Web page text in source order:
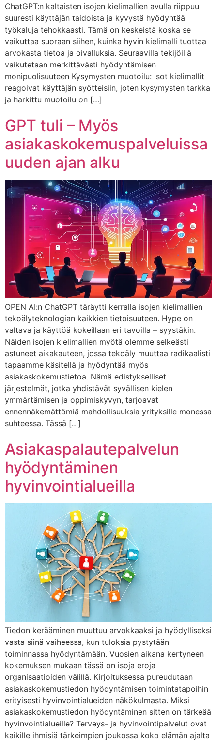
ChatGPT:n kaltaisten isojen kielimallien avulla riippuu
suuresti käyttäjän taidoista ja kyvystä hyödyntää
työkaluja tehokkaasti. Tämä on keskeistä koska se
vaikuttaa suoraan siihen, kuinka hyvin kielimalli tuottaa
arvokasta tietoa ja oivalluksia. Seuraavilla tekijöillä
vaikutetaan merkittävästi hyödyntämisen
monipuolisuuteen Kysymysten muotoilu: Isot kielimallit
reagoivat käyttäjän syötteisiin, joten kysymysten tarkka
ja harkittu muotoilu on […]
GPT tuli – Myös
asiakaskokemuspalveluissa
uuden ajan alku
OPEN AI:n ChatGPT täräytti kerralla isojen kielimallien
tekoälyteknologian kaikkien tietoisuuteen. Hype on
valtava ja käyttöä kokeillaan eri tavoilla – syystäkin.
Näiden isojen kielimallien myötä olemme selkeästi
astuneet aikakauteen, jossa tekoäly muuttaa radikaalisti
tapaamme käsitellä ja hyödyntää myös
asiakaskokemustietoa. Nämä edistykselliset
järjestelmät, jotka yhdistävät syvällisen kielen
ymmärtämisen ja oppimiskyvyn, tarjoavat
ennennäkemättömiä mahdollisuuksia yrityksille monessa
suhteessa. Tässä […]
Asiakaspalautepalvelun
hyödyntäminen
hyvinvointialueilla
Tiedon kerääminen muuttuu arvokkaaksi ja hyödylliseksi
vasta siinä vaiheessa, kun tuloksia pystytään
toiminnassa hyödyntämään. Vuosien aikana kertyneen
kokemuksen mukaan tässä on isoja eroja
organisaatioiden välillä. Kirjoituksessa pureudutaan
asiakaskokemustiedon hyödyntämisen toimintatapoihin
erityisesti hyvinvointialueiden näkökulmasta. Miksi
asiakaskokemustiedon hyödyntäminen sitten on tärkeää
hyvinvointialueille? Terveys- ja hyvinvointipalvelut ovat
kaikille ihmisiä tärkeimpien joukossa koko elämän ajalta